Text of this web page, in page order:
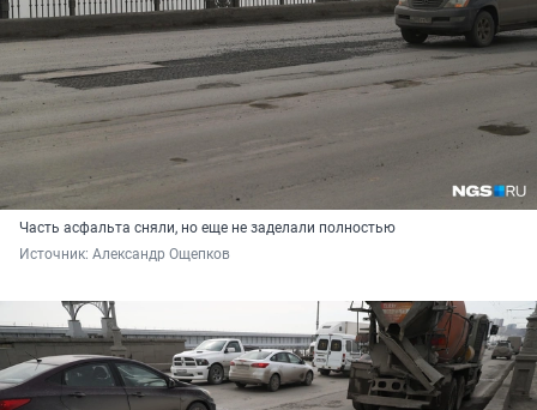
Часть асфальта сняли, но еще не заделали полностью
Источник: Александр Ощепков